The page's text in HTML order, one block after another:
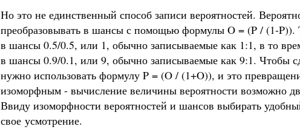
Но это не единственный способ записи вероятностей.
преобразовывать в шансы с помощью формулы O = (P / (1-P)).
в шансы 0.5/0.5, или 1, обычно записываемые как 1:1, в то
в шансы 0.9/0.1, или 9, обычно записываемые как 9:1. Чтобы
нужно использовать формулу P = (O / (1+O)), и это
изоморфным - вычисление величины вероятности возможно
Ввиду изоморфности вероятностей и шансов выбирать
свое усмотрение.